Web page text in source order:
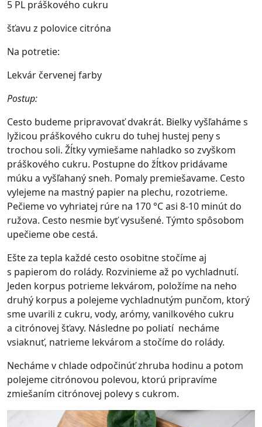
5 PL práškového cukru
šťavu z polovice citróna
Na potretie:
Lekvár červenej farby
Postup:
Cesto budeme pripravovať dvakrát. Bielky vyšľaháme s
lyžicou práškového cukru do tuhej hustej peny s
trochou soli. Žĺtky vymiešame nahladko so zvyškom
práškového cukru. Postupne do žĺtkov pridávame
múku a vyšľahaný sneh. Pomaly premiešavame. Cesto
vylejeme na mastný papier na plechu, rozotrieme.
Pečieme vo vyhriatej rúre na 170 °C asi 8-10 minút do
ružova. Cesto nesmie byť vysušené. Týmto spôsobom
upečieme obe cestá.
Ešte za tepla každé cesto osobitne stočíme aj
s papierom do rolády. Rozvinieme až po vychladnutí.
Jeden korpus potrieme lekvárom, položíme na neho
druhý korpus a polejeme vychladnutým punčom, ktorý
sme uvarili z cukru, vody, arómy, vanilkového cukru
a citrónovej šťavy. Následne po poliatí necháme
vsiaknuť, natrieme lekvárom a stočíme do rolády.
Necháme v chlade odpočinúť zhruba hodinu a potom
polejeme citrónovou polevou, ktorú pripravíme
zmiešaním citrónovej polevy s cukrom.